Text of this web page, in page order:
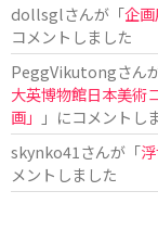
dollsglさんが「企
コメントしました
PeggVikutongさん
大英博物館日本美
画」
」にコメントし
skynko41 さんが「
メントしました